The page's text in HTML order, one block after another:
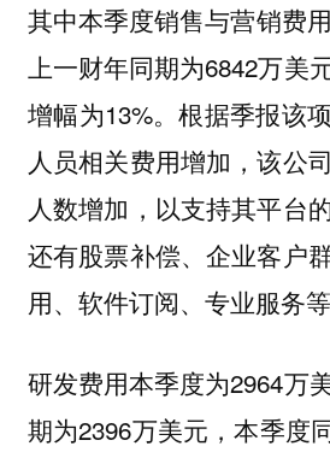
其中本季度销售与营销费
上一财年同期为6842万美
增幅为13%。根据季报该
人员相关费用增加，该公
人数增加，以支持其平台
还有股票补偿、企业客户
用、软件订阅、专业服务等
研发费用本季度为2964万
期为2396万美元，本季度